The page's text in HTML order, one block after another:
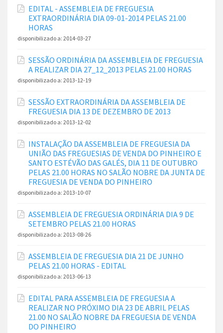
EDITAL - ASSEMBLEIA DE FREGUESIA
EXTRAORDINÁRIA DIA 09-01-2014 PELAS 21.00
HORAS
disponibilizado a: 2014-03-27
SESSÃO ORDINÁRIA DA ASSEMBLEIA DE FREGUESIA
A REALIZAR DIA 27_12_2013 PELAS 21.00 HORAS
disponibilizado a: 2013-12-19
SESSÃO EXTRAORDINÁRIA DA ASSEMBLEIA DE
FREGUESIA DIA 13 DE DEZEMBRO DE 2013
disponibilizado a: 2013-12-02
INSTALAÇÃO DA ASSEMBLEIA DE FREGUESIA DA
UNIÃO DAS FREGUESIAS DE VENDA DO PINHEIRO E
SANTO ESTÉVÃO DAS GALÉS, DIA 11 DE OUTUBRO
PELAS 21.00 HORAS NO SALÃO NOBRE DA JUNTA DE
FREGUESIA DE VENDA DO PINHEIRO
disponibilizado a: 2013-10-07
ASSEMBLEIA DE FREGUESIA ORDINÁRIA DIA 9 DE
SETEMBRO PELAS 21.00 HORAS
disponibilizado a: 2013-08-26
ASSEMBLEIA DE FREGUESIA DIA 21 DE JUNHO
PELAS 21.00 HORAS - EDITAL
disponibilizado a: 2013-06-13
EDITAL PARA ASSEMBLEIA DE FREGUESIA A
REALIZAR NO PRÓXIMO DIA 23 DE ABRIL PELAS
21.00 NO SALÃO NOBRE DA FREGUESIA DE VENDA
DO PINHEIRO